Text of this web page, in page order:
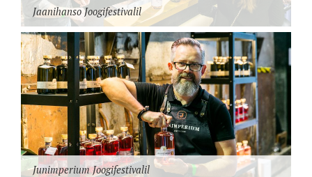
Jaanihanso Joogifestivalil
Junimperium Joogifestivalil